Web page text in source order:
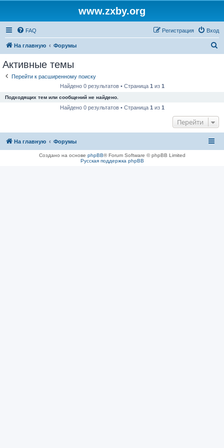
www.zxby.org
FAQ Вход
Регистрация
На главную Форумы
Активные темы
Перейти к расширенному поиску
Найдено 0 результатов • Страница 1 из 1
Подходящих тем или сообщений не найдено.
Найдено 0 результатов • Страница 1 из 1
Перейти
На главную Форумы
Создано на основе phpBB® Forum Software © phpBB Limited
Русская поддержка phpBB